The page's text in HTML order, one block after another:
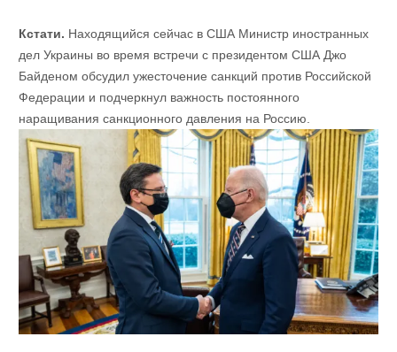
Кстати. Находящийся сейчас в США Министр иностранных
дел Украины во время встречи с президентом США Джо
Байденом обсудил ужесточение санкций против Российской
Федерации и подчеркнул важность постоянного
наращивания санкционного давления на Россию.